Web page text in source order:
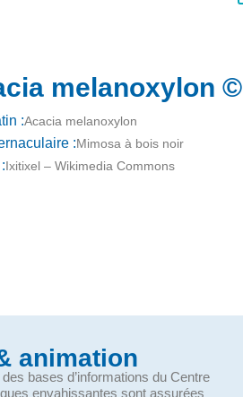
melanoxylon
:Acacia melanoxylon
:Mimosa à bois noir
Ixitixel – Wikimedia Commons
animation
bases d’informations du Centre
envahissantes sont assurées